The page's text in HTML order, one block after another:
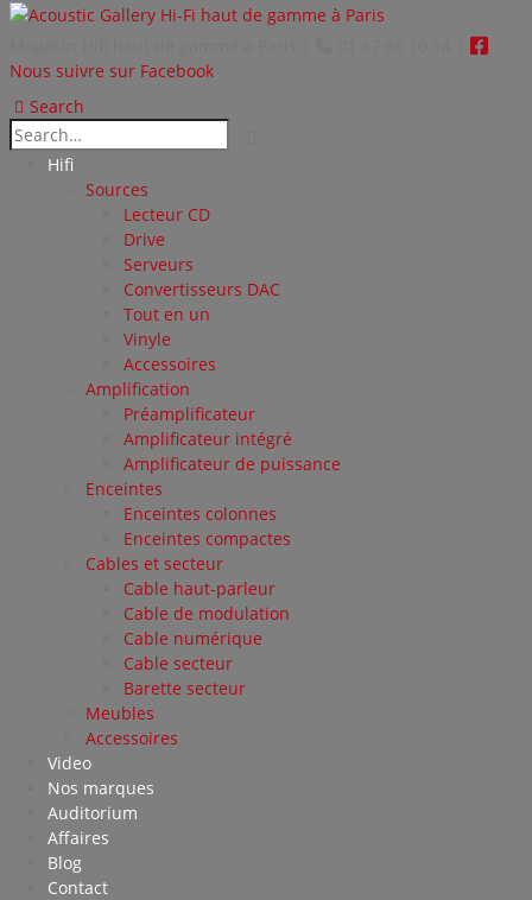
Nous suivre sur Facebook
Search
Hifi
Sources
Lecteur CD
Drive
Serveurs
Convertisseurs DAC
Tout en un
Vinyle
Accessoires
Amplification
Préamplificateur
Amplificateur intégré
Amplificateur de puissance
Enceintes
Enceintes colonnes
Enceintes compactes
Cables et secteur
Cable haut-parleur
Cable de modulation
Cable numérique
Cable secteur
Barette secteur
Meubles
Accessoires
Video
Nos marques
Auditorium
Affaires
Blog
Contact